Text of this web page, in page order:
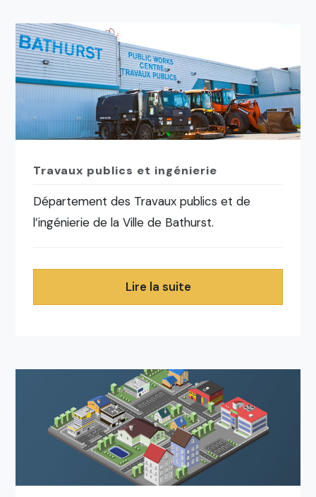
Travaux publics et ingénierie
Département des Travaux publics et de
l’ingénierie de la Ville de Bathurst.
Lire la suite